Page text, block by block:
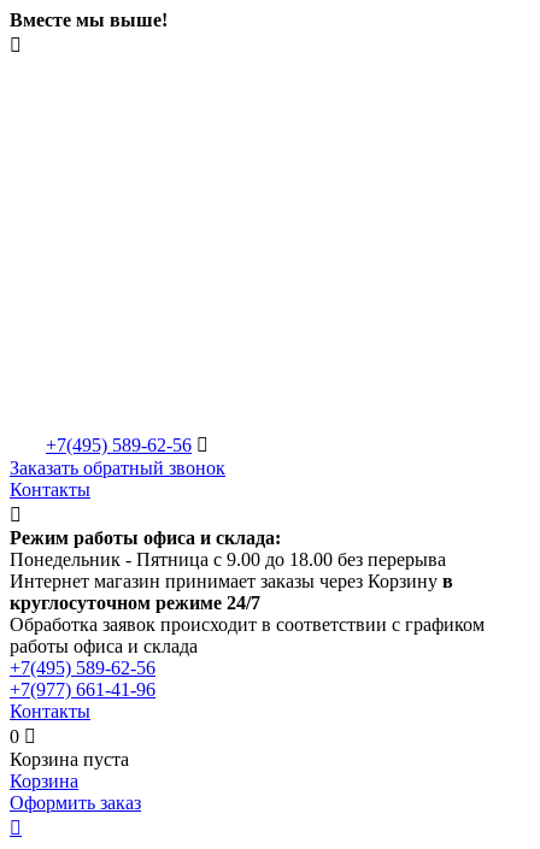
Вместе мы выше!

+7(495) 589-62-56 
Заказать обратный звонок
Контакты

Режим работы офиса и склада:
Понедельник - Пятница с 9.00 до 18.00 без перерыва
Интернет магазин принимает заказы через Корзину в
круглосуточном режиме 24/7
Обработка заявок происходит в соответствии с графиком
работы офиса и склада
+7(495) 589-62-56
+7(977) 661-41-96
Контакты
0 
Корзина пуста
Корзина
Оформить заказ
